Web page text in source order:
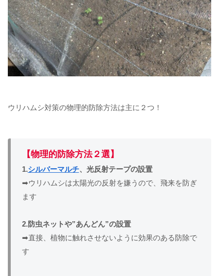
ウリハムシ対策の物理的防除方法は主に２つ！
【物理的防除方法２選】
1.シルバーマルチ、光反射テープの設置
➡ウリハムシは太陽光の反射を嫌うので、飛来を防ぎ
ます
2.防虫ネットや”あんどん”の設置
➡直接、植物に触れさせないように効果のある防除で
す